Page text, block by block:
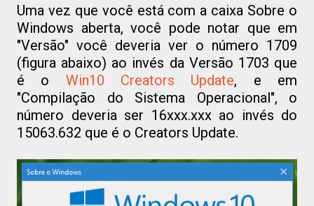
Uma vez que você está com a caixa Sobre o
Windows aberta, você pode notar que em
"Versão" você deveria ver o número 1709
(figura abaixo) ao invés da Versão 1703 que
é o Win10 Creators Update, e em
"Compilação do Sistema Operacional", o
número deveria ser 16xxx.xxx ao invés do
15063.632 que é o Creators Update.